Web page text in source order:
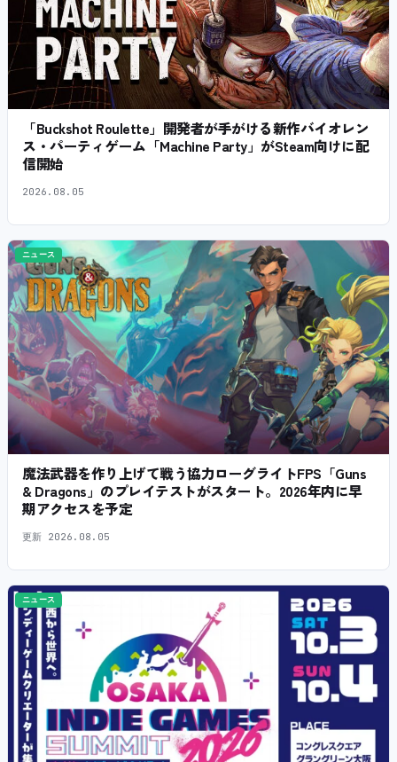
「Buckshot Roulette」開発者が手がける新作バイオレン
ス・パーティゲーム「Machine Party」がSteam向けに配
信開始
2026.08.05
ニュース
魔法武器を作り上げて戦う協力ローグライトFPS「Guns
& Dragons」のプレイテストがスタート。2026年内に早
期アクセスを予定
更新 2026.08.05
ニュース